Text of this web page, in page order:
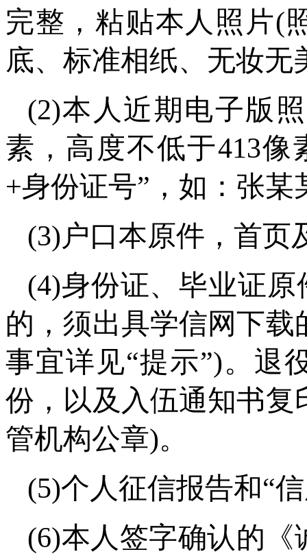
完整，粘贴本人照片(
底、标准相纸、无妆无
(2)本人近期电子版
素，高度不低于413
+身份证号”，如：张
(3)户口本原件，首页
(4)身份证、毕业证
的，须出具学信网下
事宜详见“提示”)。退
份，以及入伍通知书复
管机构公章)。
(5)个人征信报告和“
(6)本人签字确认的